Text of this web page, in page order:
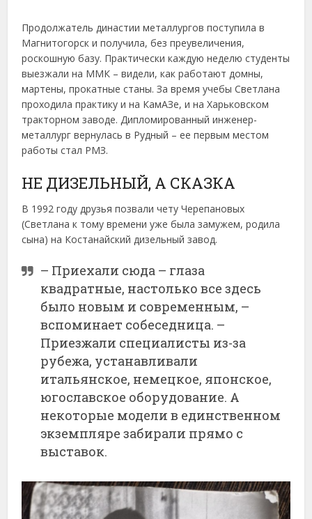
Продолжатель династии металлургов поступила в
Магнитогорск и получила, без преувеличения,
роскошную базу. Практически каждую неделю студенты
выезжали на ММК – видели, как работают домны,
мартены, прокатные станы. За время учебы Светлана
проходила практику и на КамАЗе, и на Харьковском
тракторном заводе. Дипломированный инженер-
металлург вернулась в Рудный – ее первым местом
работы стал РМЗ.
НЕ ДИЗЕЛЬНЫЙ, А СКАЗКА
В 1992 году друзья позвали чету Черепановых
(Светлана к тому времени уже была замужем, родила
сына) на Костанайский дизельный завод.
– Приехали сюда – глаза
квадратные, настолько все здесь
было новым и современным, –
вспоминает собеседница. –
Приезжали специалисты из-за
рубежа, устанавливали
итальянское, немецкое, японское,
югославское оборудование. А
некоторые модели в единственном
экземпляре забирали прямо с
выставок.